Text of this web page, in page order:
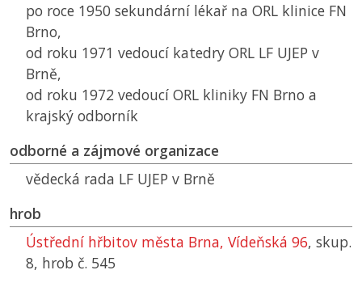
po roce 1950 sekundární lékař na ORL klinice FN
Brno,
od roku 1971 vedoucí katedry ORL LF UJEP v
Brně,
od roku 1972 vedoucí ORL kliniky FN Brno a
krajský odborník
odborné a zájmové organizace
vědecká rada LF UJEP v Brně
hrob
Ústřední hřbitov města Brna, Vídeňská 96, skup.
8, hrob č. 545